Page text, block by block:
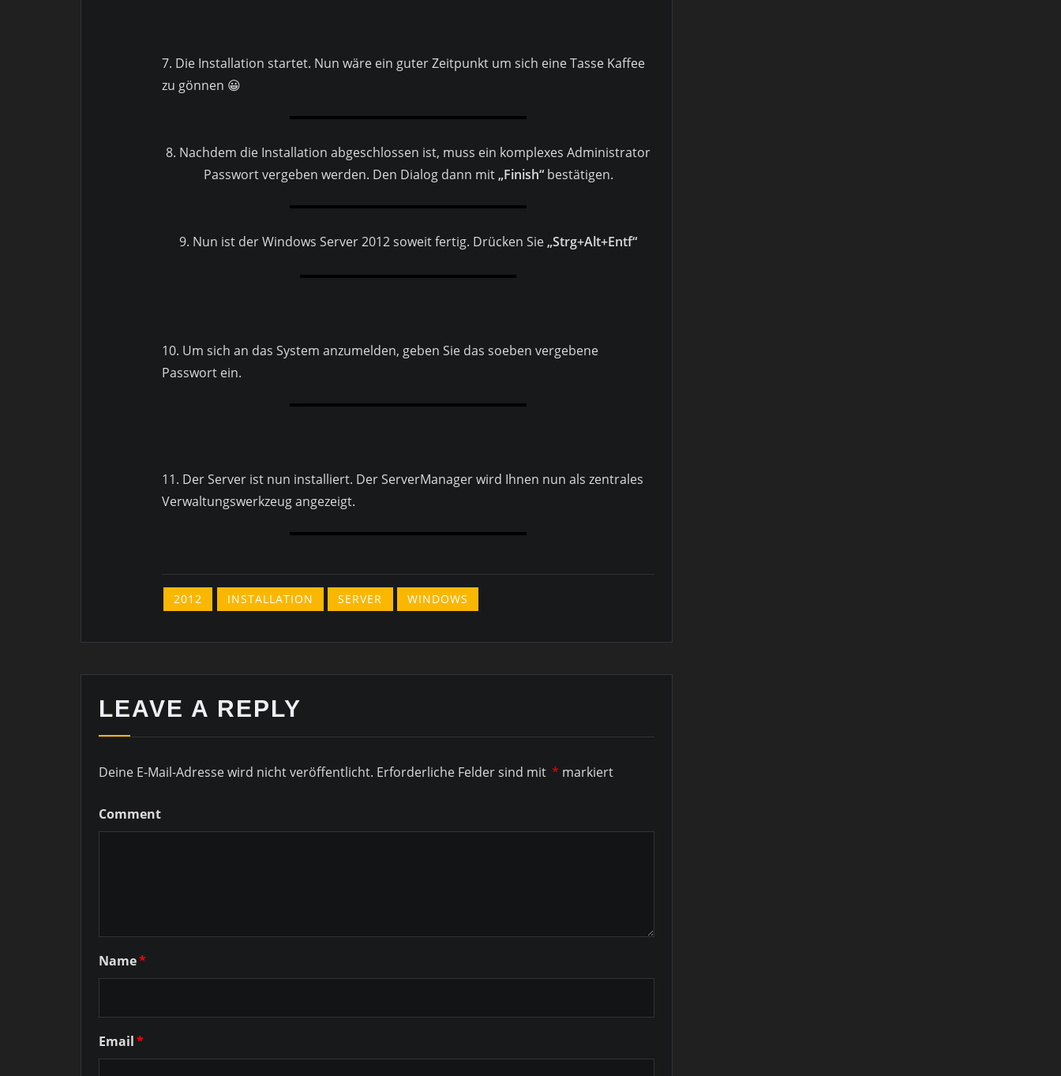
7. Die Installation startet. Nun wäre ein guter Zeitpunkt um sich eine Tasse Kaffee
zu gönnen 😀
8. Nachdem die Installation abgeschlossen ist, muss ein komplexes Administrator
Passwort vergeben werden. Den Dialog dann mit„Finish“bestätigen.
9. Nun ist der Windows Server 2012 soweit fertig. Drücken Sie„Strg+Alt+Entf“
10. Um sich an das System anzumelden, geben Sie das soeben vergebene
Passwort ein.
11. Der Server ist nun installiert. Der ServerManager wird Ihnen nun als zentrales
Verwaltungswerkzeug angezeigt.
2012 INSTALLATION SERVER WINDOWS
LEAVE A REPLY
Deine E-Mail-Adresse wird nicht veröffentlicht. Erforderliche Felder sind mit * markiert
Comment
Name*
Email*